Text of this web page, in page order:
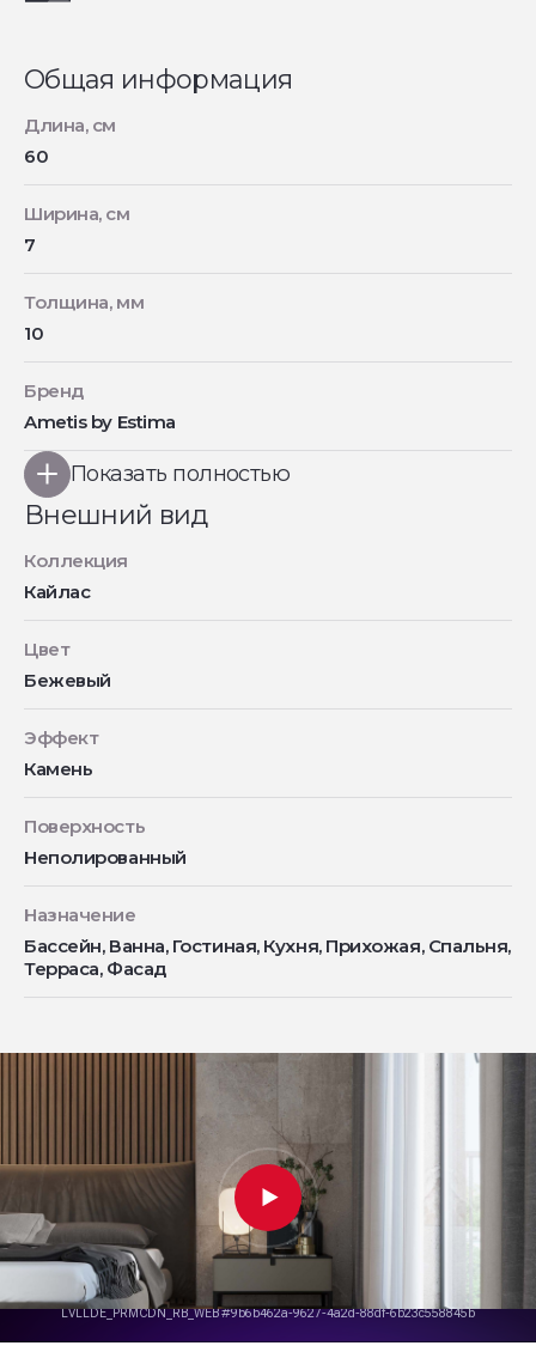
Общая информация
Длина, см
60
Ширина, см
7
Толщина, мм
10
Бренд
Ametis by Estima
Показать полностью
Внешний вид
Коллекция
Кайлас
Цвет
Бежевый
Эффект
Камень
Поверхность
Неполированный
Назначение
Бассейн, Ванна, Гостиная, Кухня, Прихожая, Спальня,
Терраса, Фасад